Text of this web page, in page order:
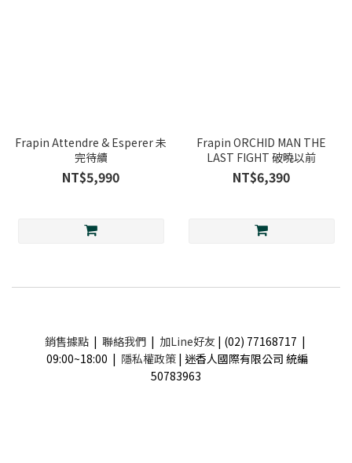
Frapin Attendre & Esperer 未
完待續
NT$5,990
Frapin ORCHID MAN THE
LAST FIGHT 破曉以前
NT$6,390
銷售據點| 聯絡我們| 加Line好友 | (02) 77168717 |
09:00~18:00 | 隱私權政策 | 迷香人國際有限公司 統編
50783963